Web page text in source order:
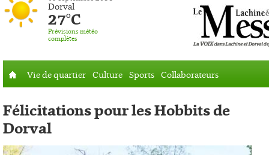
Dorval
27°C
Prévisions météo
complètes
Vie de quartier Culture Sports Collaborateurs
Félicitations pour les Hobbits de
Dorval